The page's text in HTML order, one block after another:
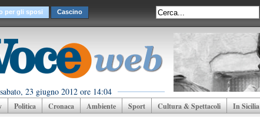
per gli sposi Cascino
sabato, 23 giugno 2012 ore 14:04
Politica Cronaca Ambiente Sport Cultura & Spettacoli In Sicilia